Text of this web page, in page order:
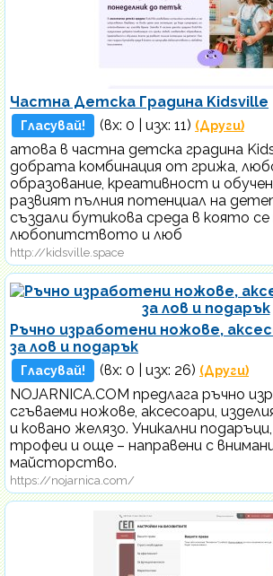
Частна Детска Градина Kidsville
Гласувай! (вх: 0 | изх: 11) (Други)
атова в частна детска градина
добрата комбинация от грижа,
образование, креативност и
развият пълния потенциал на
създали бутикова среда в която се
любопитството и люб
http://kidsville.space
Ръчно изработени ножове,
за лов и подарък
Гласувай! (вх: 0 | изх: 26) (Други)
NOJARNICA.COM предлага ръчно
сгъваеми ножове, аксесоари,
и ковано желязо. Уникални
трофеи и още – направени с
майсторство.
https://nojarnica.com/